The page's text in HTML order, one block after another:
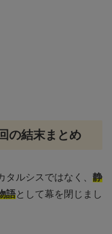
の結末まとめ
タルシスではなく、 静
語として幕を閉じまし